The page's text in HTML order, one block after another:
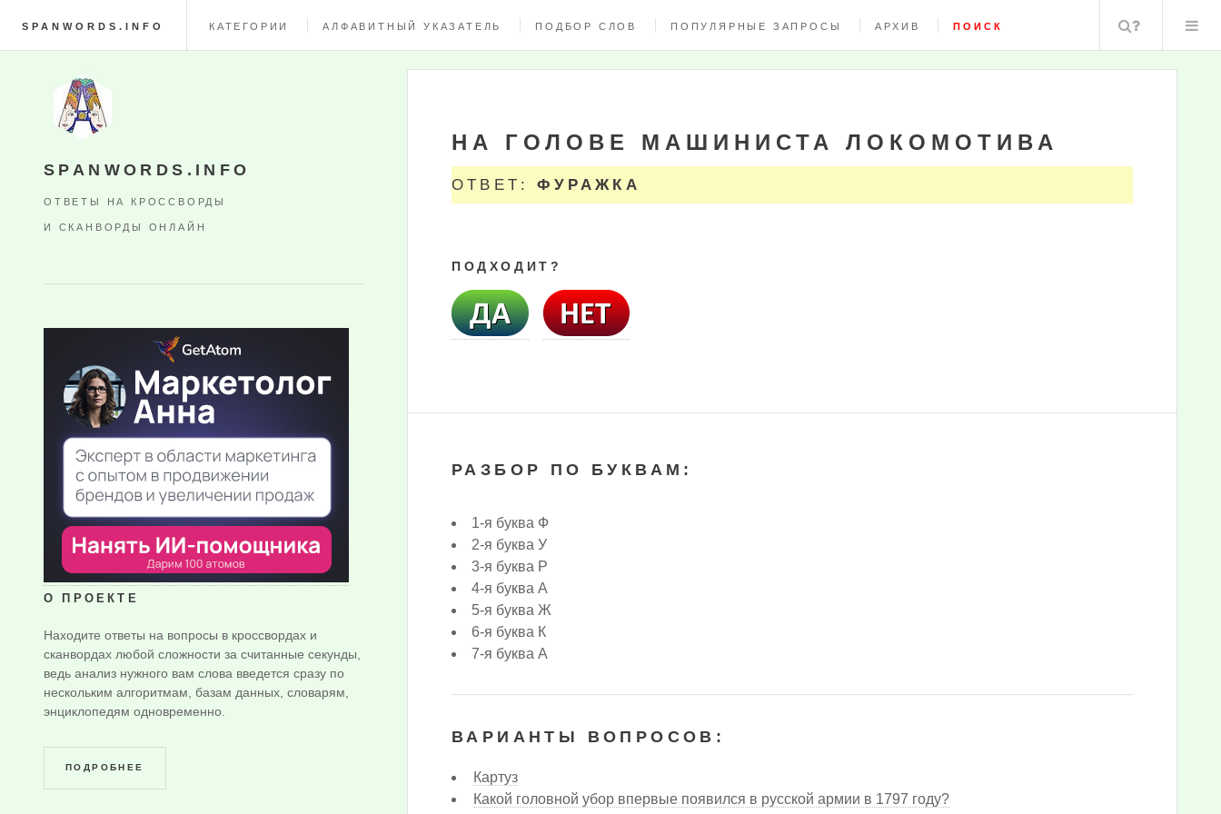
SPANWORDS.INFO КАТЕГОРИИ АЛФАВИТНЫЙ УКАЗАТЕЛЬ ПОДБОР СЛОВ ПОПУЛЯРНЫЕ ЗАПРОСЫ АРХИВ ПОИСК Поиск
НА ГОЛОВЕ МАШИНИСТА ЛОКОМОТИВА
ОТВЕТ:ФУРАЖКА
ПОДХОДИТ?
РАЗБОР ПО БУКВАМ:
1-я буква Ф
2-я буква У
3-я буква Р
4-я буква А
5-я буква Ж
6-я буква К
7-я буква А
ВАРИАНТЫ ВОПРОСОВ:
Картуз
Какой головной убор впервые появился в русской армии в 1797 году?
SPANWORDS.INFO
ОТВЕТЫ НА КРОССВОРДЫ
И СКАНВОРДЫ ОНЛАЙН
О ПРОЕКТЕ
Находите ответы на вопросы в кроссвордах и
сканвордах любой сложности за считанные секунды,
ведь анализ нужного вам слова введется сразу по
нескольким алгоритмам, базам данных, словарям,
энциклопедям одновременно.
ПОДРОБНЕЕ